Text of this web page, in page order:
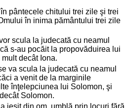
pântecele chitului trei zile şi trei
în inima pământului trei zile
scula la judecată cu neamul
s-au pocăit la propovăduirea lui
decât Iona.
va scula la judecată cu neamul
a venit de la marginile
înţelepciunea lui Solomon, şi
Solomon.
ieşit din om, umblă prin locuri fără